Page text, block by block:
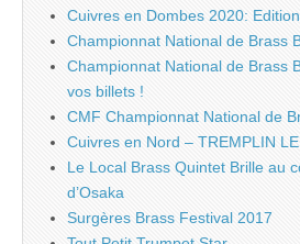
Cuivres en Dombes 2020:
Championnat National de Brass
Championnat National de Brass
vos billets !
CMF Championnat National de
Cuivres en Nord – TREMPLIN
Le Local Brass Quintet Brille au
d’Osaka
Surgères Brass Festival 2017